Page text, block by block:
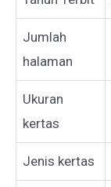
Jumlah
halaman
Ukuran
kertas
Jenis kertas